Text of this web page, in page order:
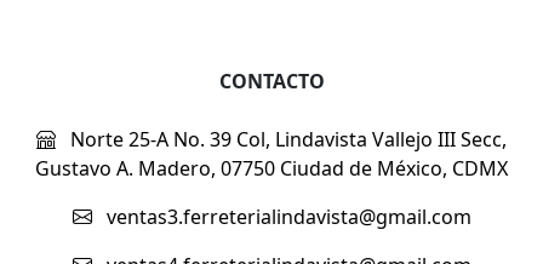
CONTACTO
Norte 25-A No. 39 Col, Lindavista Vallejo III Secc,
Gustavo A. Madero, 07750 Ciudad de México, CDMX
ventas3.ferreterialindavista@gmail.com